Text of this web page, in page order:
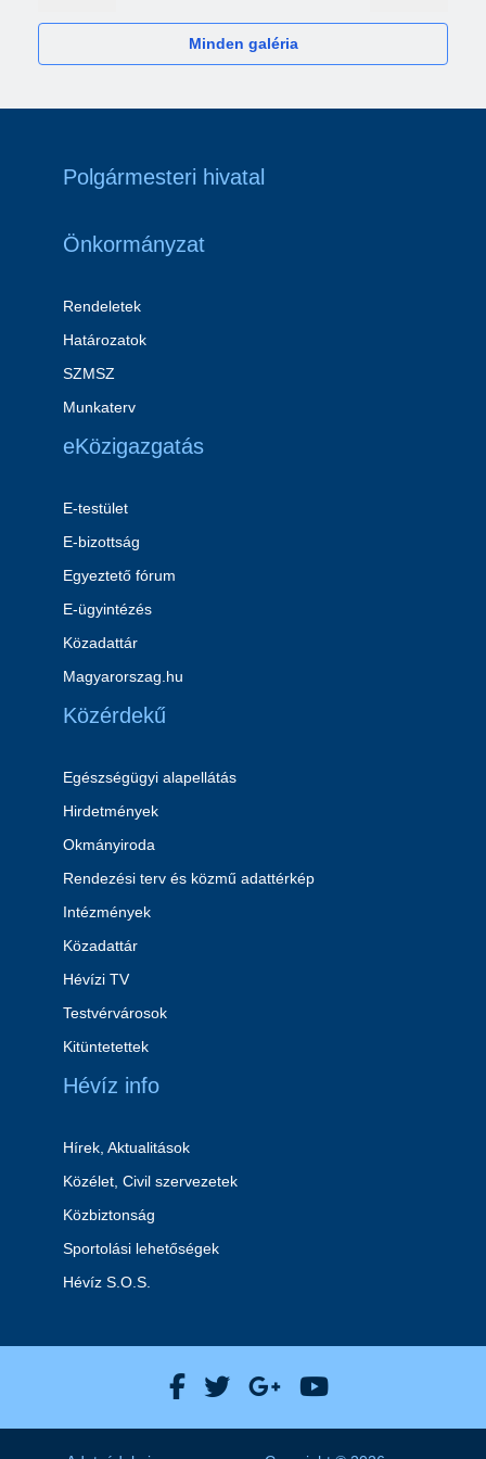
Minden galéria
Polgármesteri hivatal
Önkormányzat
Rendeletek
Határozatok
SZMSZ
Munkaterv
eKözigazgatás
E-testület
E-bizottság
Egyeztető fórum
E-ügyintézés
Közadattár
Magyarorszag.hu
Közérdekű
Egészségügyi alapellátás
Hirdetmények
Okmányiroda
Rendezési terv és közmű adattérkép
Intézmények
Közadattár
Hévízi TV
Testvérvárosok
Kitüntetettek
Hévíz info
Hírek, Aktualitások
Közélet, Civil szervezetek
Közbiztonság
Sportolási lehetőségek
Hévíz S.O.S.
Hévíz Város Facebook
Hévíz Város X
Hévíz Város
Hévíz Város